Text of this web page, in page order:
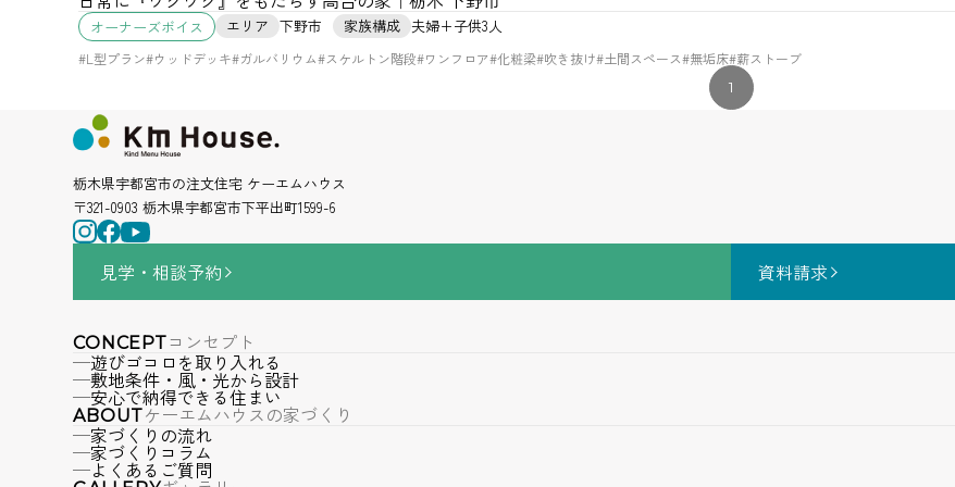
オーナーズボイス エリア 下野市 家族構成 夫婦+子供3人
#L型プラン#ウッドデッキ#ガルバリウム#スケルトン階段#ワンフロア#化粧梁#吹き抜け#土間スペース#無垢床#薪ストーブ
1
栃木県宇都宮市の注文住宅 ケーエムハウス
〒321-0903 栃木県宇都宮市下平出町1599-6
見学・相談予約 資料請求
CONCEPTコンセプト
遊びゴコロを取り入れる
敷地条件・風・光から設計
安心で納得できる住まい
ABOUTケーエムハウスの家づくり
家づくりの流れ
家づくりコラム
よくあるご質問